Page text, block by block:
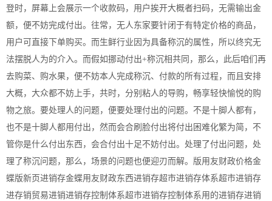
登时，屏幕上会展示一个收款码，用户挨开大概者扫码，无需输出金
额，便不妨完成付出。往常，无人东家要针闭于有特定价格的商品，
用户可直接下单购买。而生鲜行业因为具备称沉的属性，所以终究无
法摆脱人为的介入。而假如挪动付出+称沉相共同，那么，此后咱们再
去购菜、购水果，便不妨本人完成称沉、付款的所有过程，而且安排
大概，大众都不妨上手，共时，分别粘人的导购，畅享轻快愉悦的购
物之旅。要处理人的问题，便要处理付出的问题。不是十脚人都有，
也不是十脚人都用付出，然而会合刷脸付出将付出困难化繁为简，不
管你是什么付出东西，会合付出十足不妨付出。处理了付出问题，处
理了称沉问题，那么，场景的问题也便迎刃而解。版用友财政价格金
蝶版新页进销存金蝶用友财政东西进销存超市进销存体系超市进销存
进存销贸易进销进销存控制体系超市进销存控制体系用的进销存进销